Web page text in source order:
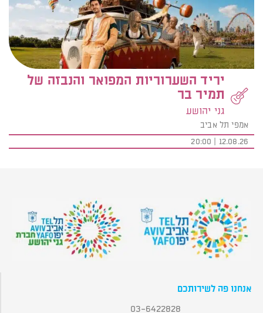
יריד השערוריות המפואר והנבזה של
תמיר בר
גני יהושע
אמפי תל אביב
12.08.26 | 20:00
אנחנו פה לשירותכם
03-6422828